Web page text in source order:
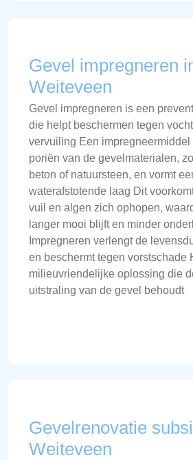
Gevel impregneren
Weiteveen
Gevel impregneren is een
die helpt beschermen tegen
vervuiling Een
poriën van de gevelmaterialen,
beton of natuursteen, en vormt
waterafstotende laag Dit
vuil en algen zich ophopen,
langer mooi blijft en minder
Impregneren verlengt de
en beschermt tegen vorstschade
milieuvriendelijke oplossing die
uitstraling van de gevel behoudt
Gevelrenovatie
Weiteveen